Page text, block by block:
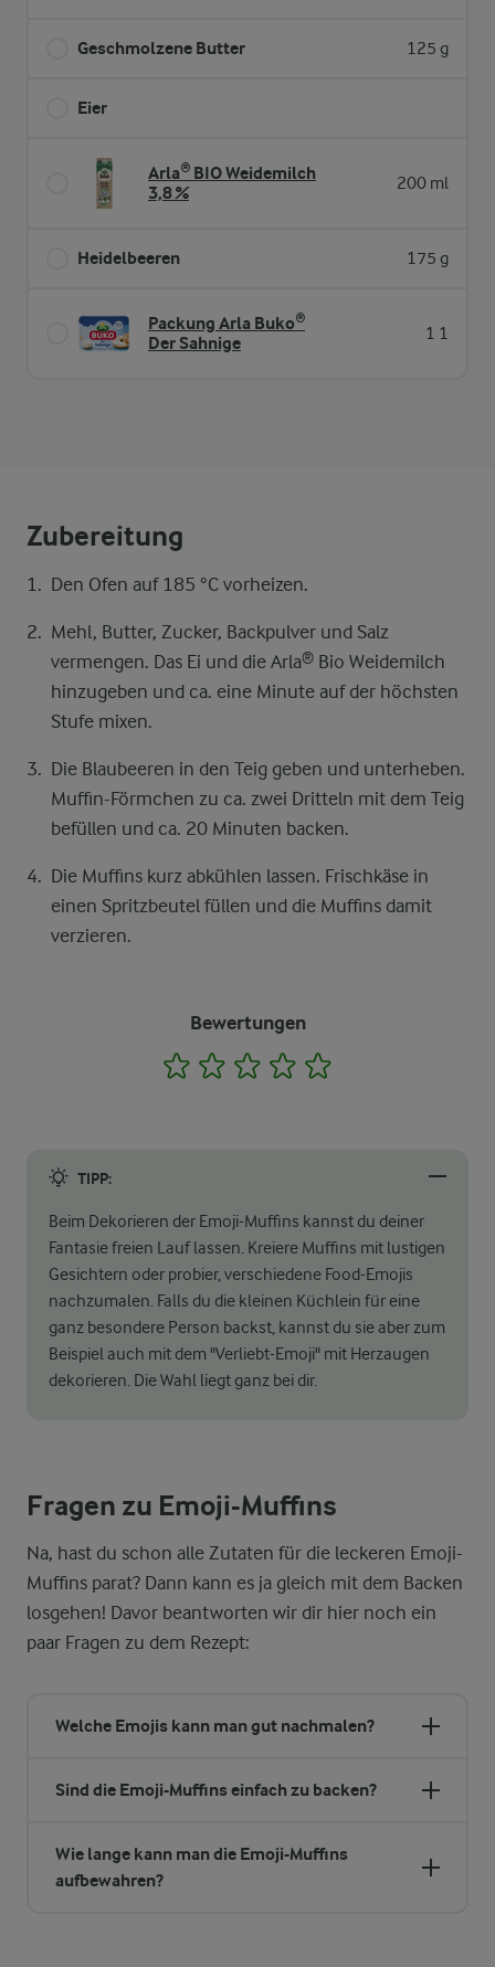
Geschmolzene Butter 125 g
Eier
Arla® BIO Weidemilch
3,8 %
200 ml
Heidelbeeren 175 g
Packung Arla Buko®
Der Sahnige
1 1
Zubereitung
Den Ofen auf 185 °C vorheizen.
Mehl, Butter, Zucker, Backpulver und Salz
vermengen. Das Ei und die Arla® Bio Weidemilch
hinzugeben und ca. eine Minute auf der höchsten
Stufe mixen.
Die Blaubeeren in den Teig geben und unterheben.
Muffin-Förmchen zu ca. zwei Dritteln mit dem Teig
befüllen und ca. 20 Minuten backen.
Die Muffins kurz abkühlen lassen. Frischkäse in
einen Spritzbeutel füllen und die Muffins damit
verzieren.
Bewertungen
1 2 3 4
TIPP:
Beim Dekorieren der Emoji-Muffins kannst du deiner
Fantasie freien Lauf lassen. Kreiere Muffins mit lustigen
Gesichtern oder probier, verschiedene Food-Emojis
nachzumalen. Falls du die kleinen Küchlein für eine
ganz besondere Person backst, kannst du sie aber zum
Beispiel auch mit dem "Verliebt-Emoji" mit Herzaugen
dekorieren. Die Wahl liegt ganz bei dir.
Fragen zu Emoji-Muffins
Na, hast du schon alle Zutaten für die leckeren Emoji-
Muffins parat? Dann kann es ja gleich mit dem Backen
losgehen! Davor beantworten wir dir hier noch ein
paar Fragen zu dem Rezept:
Welche Emojis kann man gut nachmalen?
Sind die Emoji-Muffins einfach zu backen?
Wie lange kann man die Emoji-Muffins
aufbewahren?